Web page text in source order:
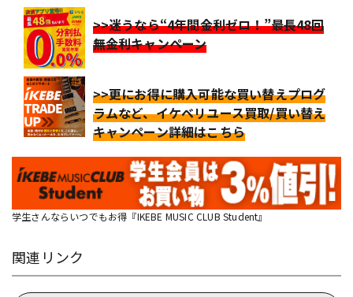
>>迷うなら“4年間金利ゼロ！”最長48回
無金利キャンペーン
>>更にお得に購入可能な買い替えプログ
ラムなど、イケベリユース買取/買い替え
キャンペーン詳細はこちら
学生さんならいつでもお得『IKEBE MUSIC CLUB Student』
関連リンク